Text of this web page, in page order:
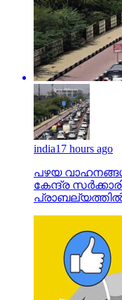
india17 hours ago
പഴയ
കേന്ദ്ര